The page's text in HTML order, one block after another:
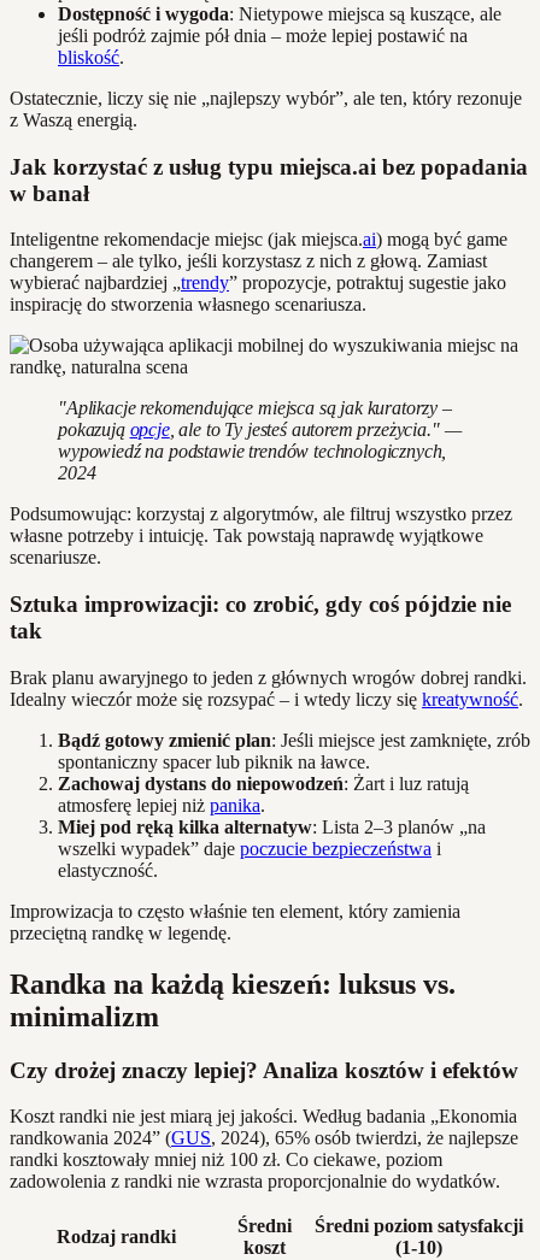
Dostępność i wygoda: Nietypowe miejsca są kuszące, ale
jeśli podróż zajmie pół dnia – może lepiej postawić na
bliskość.
Ostatecznie, liczy się nie „najlepszy wybór”, ale ten, który rezonuje
z Waszą energią.
Jak korzystać z usług typu miejsca.ai bez popadania
w banał
Inteligentne rekomendacje miejsc (jak miejsca.ai) mogą być game
changerem – ale tylko, jeśli korzystasz z nich z głową. Zamiast
wybierać najbardziej „trendy” propozycje, potraktuj sugestie jako
inspirację do stworzenia własnego scenariusza.
"Aplikacje rekomendujące miejsca są jak kuratorzy –
pokazują opcje, ale to Ty jesteś autorem przeżycia." —
wypowiedź na podstawie trendów technologicznych,
2024
Podsumowując: korzystaj z algorytmów, ale filtruj wszystko przez
własne potrzeby i intuicję. Tak powstają naprawdę wyjątkowe
scenariusze.
Sztuka improwizacji: co zrobić, gdy coś pójdzie nie
tak
Brak planu awaryjnego to jeden z głównych wrogów dobrej randki.
Idealny wieczór może się rozsypać – i wtedy liczy się kreatywność.
Bądź gotowy zmienić plan: Jeśli miejsce jest zamknięte, zrób
spontaniczny spacer lub piknik na ławce.
Zachowaj dystans do niepowodzeń: Żart i luz ratują
atmosferę lepiej niż panika.
Miej pod ręką kilka alternatyw: Lista 2–3 planów „na
wszelki wypadek” daje poczucie bezpieczeństwa i
elastyczność.
Improwizacja to często właśnie ten element, który zamienia
przeciętną randkę w legendę.
Randka na każdą kieszeń: luksus vs.
minimalizm
Czy drożej znaczy lepiej? Analiza kosztów i efektów
Koszt randki nie jest miarą jej jakości. Według badania „Ekonomia
randkowania 2024” (GUS, 2024), 65% osób twierdzi, że najlepsze
randki kosztowały mniej niż 100 zł. Co ciekawe, poziom
zadowolenia z randki nie wzrasta proporcjonalnie do wydatków.
Rodzaj randki
Średni
koszt
Średni poziom satysfakcji
(1-10)